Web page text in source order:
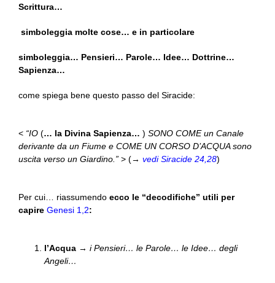
Scrittura…
simboleggia molte cose… e in particolare
simboleggia… Pensieri… Parole… Idee… Dottrine…
Sapienza…
come spiega bene questo passo del Siracide:
< “IO (… la Divina Sapienza… ) SONO COME un Canale
derivante da un Fiume e COME UN CORSO D’ACQUA sono
uscita verso un Giardino.” > (→ vedi Siracide 24,28)
Per cui… riassumendo ecco le “decodifiche” utili per
capire Genesi 1,2:
l’Acqua → i Pensieri… le Parole… le Idee… degli
Angeli…